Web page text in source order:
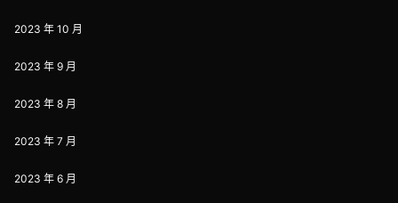
2023 年 10 月
2023 年 9 月
2023 年 8 月
2023 年 7 月
2023 年 6 月